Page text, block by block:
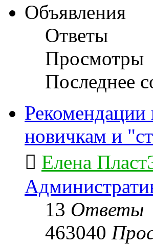
Объявления
Ответы
Просмотры
Последнее
новичкам и
Елена
13 Ответы
463040